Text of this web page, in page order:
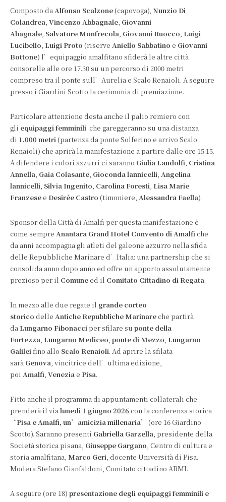
Composto daAlfonso Scalzone (capovoga), Nunzio Di
Colandrea, Vincenzo Abbagnale, Giovanni
Abagnale, Salvatore Monfrecola, Giovanni Ruocco, Luigi
Lucibello, Luigi Proto (riserve Aniello Sabbatino e Giovanni
Bottone) l’equipaggio amalfitano sfiderà le altre città
consorelle alle ore 17.30 su un percorso di 2000 metri
compreso tra il ponte sull’Aurelia e Scalo Renaioli. A seguire
presso i Giardini Scotto la cerimonia di premiazione.
Particolare attenzione desta anche il palio remiero con
gli equipaggi femminili che gareggeranno su una distanza
di 1.000 metri (partenza da ponte Solferino e arrivo Scalo
Renaioli) che aprirà la manifestazione a partire dalle ore 15.15.
A difendere i colori azzurri ci saranno Giulia Landolfi, Cristina
Annella, Gaia Colasante, Gioconda lannicelli, Angelina
lannicelli, Silvia Ingenito, Carolina Foresti, Lisa Marie
Franzesee Desirée Castro (timoniere, Alessandra Faella).
Sponsor della Città di Amalfi per questa manifestazione è
come sempre Anantara Grand Hotel Convento di Amalfiche
da anni accompagna gli atleti del galeone azzurro nella sfida
delle Repubbliche Marinare d’Italia: una partnership che si
consolida anno dopo anno ed offre un apporto assolutamente
prezioso per il Comuneed il Comitato Cittadino di Regata.
In mezzo alle due regate il grande corteo
storico delle Antiche Repubbliche Marinareche partirà
da Lungarno Fibonacciper sfilare su ponte della
Fortezza, Lungarno Mediceo, ponte di Mezzo, Lungarno
Galileifino allo Scalo Renaioli. Ad aprire la sfilata
sarà Genova, vincitrice dell’ultima edizione,
poi Amalfi, Veneziae Pisa.
Fitto anche il programma di appuntamenti collaterali che
prenderà il vialunedì 1 giugno 2026 con la conferenza storica
“Pisa e Amalfi, un’amicizia millenaria” (ore 16 Giardino
Scotto). Saranno presenti Gabriella Garzella, presidente della
Società storica pisana, Giuseppe Gargano, Centro di cultura e
storia amalfitana, Marco Geri, docente Università di Pisa.
Modera Stefano Gianfaldoni, Comitato cittadino ARMI.
A seguire (ore 18) presentazione degli equipaggi femminili e